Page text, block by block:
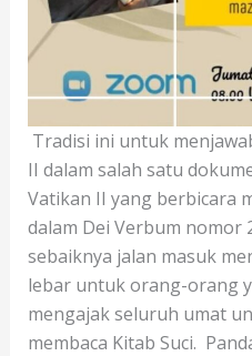
Tradisi ini untuk
II dalam salah satu
Vatikan II yang berbicara
dalam Dei Verbum nomor
sebaiknya jalan masuk
lebar untuk orang-orang
mengajak seluruh umat
membaca Kitab Suci.